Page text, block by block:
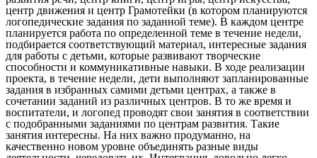
центр движения и центр Грамотейки (в котором планируются
логопедические задания по заданной теме). В каждом центре
планируется работа по определенной теме в течение недели,
подбирается соответствующий материал, интересные задания
для работы с детьми, которые развивают творческие
способности и коммуникативные навыки. В ходе реализации
проекта, в течение недели, дети выполняют запланированные
задания в избранных самими детьми центрах, а также в
сочетании заданий из различных центров. В то же время и
воспитатели, и логопед проводят свои занятия в соответствии
с подобранными заданиями по центрам развития. Такие
занятия интересны. На них важно продуманно, на
качественно новом уровне объединять разные виды